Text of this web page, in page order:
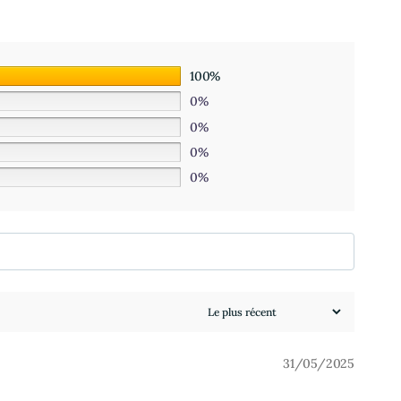
100%
0%
0%
0%
0%
31/05/2025